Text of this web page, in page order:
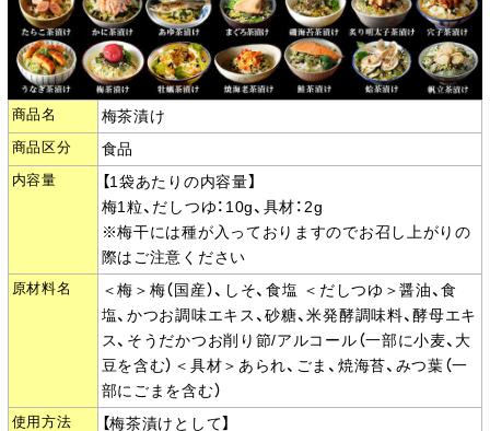
商品名 梅茶漬け
商品区分 食品
内容量
【1袋あたりの内容量】
梅1粒、だしつゆ：10g、具材：2g
※梅干には種が入っておりますのでお召し上がりの
際はご注意ください
原材料名
＜梅＞梅（国産）、しそ、食塩 ＜だしつゆ＞醤油、食
塩、かつお調味エキス、砂糖、米発酵調味料、酵母エキ
ス、そうだかつお削り節/アルコール（一部に小麦、大
豆を含む）＜具材＞あられ、ごま、焼海苔、みつ葉（一
部にごまを含む）
使用方法
【梅茶漬けとして】